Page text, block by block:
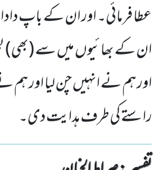
عطا فرمائی۔ اور ان کے باپ دادا
ان کے بھائیوں میں سے
اور ہم نے انہیں چن لیا اور
راستے کی طرف ہدایت دی۔